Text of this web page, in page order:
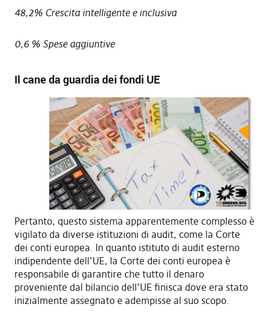
48,2% Crescita intelligente e inclusiva
0,6 % Spese aggiuntive
Il cane da guardia dei fondi UE
Pertanto, questo sistema apparentemente complesso è
vigilato da diverse istituzioni di audit, come la Corte
dei conti europea. In quanto istituto di audit esterno
indipendente dell’UE, la Corte dei conti europea è
responsabile di garantire che tutto il denaro
proveniente dal bilancio dell’UE finisca dove era stato
inizialmente assegnato e adempisse al suo scopo.